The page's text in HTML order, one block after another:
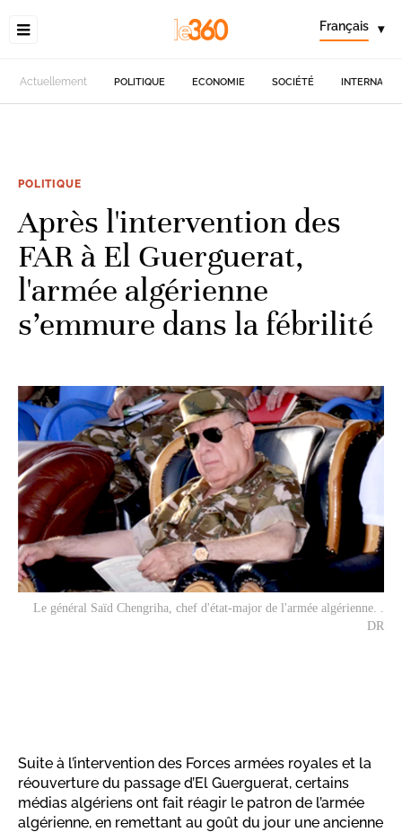
Français ▾
Actuellement POLITIQUE ECONOMIE SOCIÉTÉ
POLITIQUE
Après l'intervention des
FAR à El Guerguerat,
l'armée algérienne
s’emmure dans la fébrilité
Le général Saïd Chengriha, chef d'état-major de l'armée algérienne. .
DR
Suite à l’intervention des Forces armées royales et la
réouverture du passage d’El Guerguerat, certains
médias algériens ont fait réagir le patron de l’armée
algérienne, en remettant au goût du jour une ancienne